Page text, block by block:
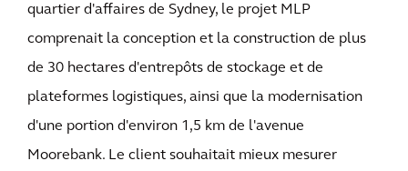
quartier d'affaires de Sydney, le projet MLP
comprenait la conception et la construction de plus
de 30 hectares d'entrepôts de stockage et de
plateformes logistiques, ainsi que la modernisation
d'une portion d'environ 1,5 km de l'avenue
Moorebank. Le client souhaitait mieux mesurer